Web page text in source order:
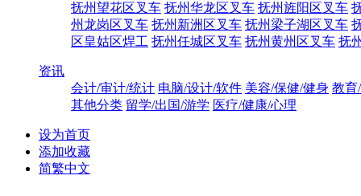
抚州望花区叉车 抚州华龙区叉车 抚州旌阳区叉车
州龙岗区叉车 抚州新洲区叉车 抚州梁子湖区叉车
区皇姑区焊工 抚州任城区叉车 抚州黄州区叉车 抚
资讯
会计/审计/统计 电脑/设计/软件 美容/保健/健身 教育
其他分类 留学/出国/游学 医疗/健康/心理
设为首页
添加收藏
简繁中文